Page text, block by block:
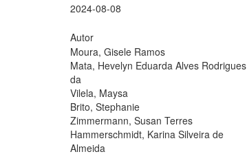
2024-08-08
Autor
Moura, Gisele Ramos
Mata, Hevelyn Eduarda Alves Rodrigues
da
Vilela, Maysa
Brito, Stephanie
Zimmermann, Susan Terres
Hammerschmidt, Karina Silveira de
Almeida